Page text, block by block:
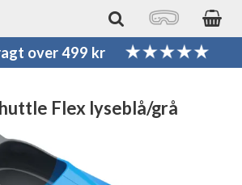
over 499 kr
Flex lyseblå/grå